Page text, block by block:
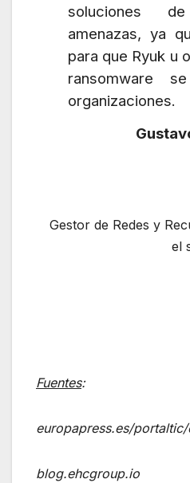
soluciones
amenazas, ya
para que Ryuk u
ransomware
organizaciones.
Gestor de Redes y
el
Fuentes:
europapress.es/
blog.ehcgroup.io